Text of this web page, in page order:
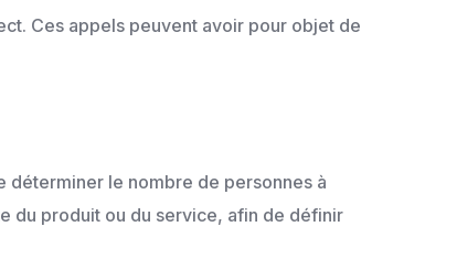
Ces appels peuvent avoir pour objet de
déterminer le nombre de personnes à
du produit ou du service, afin de définir